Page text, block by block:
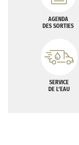
AGENDA
DES SORTIES
SERVICE
DE L'EAU